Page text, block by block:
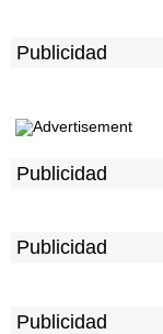
Publicidad
Publicidad
Publicidad
Publicidad